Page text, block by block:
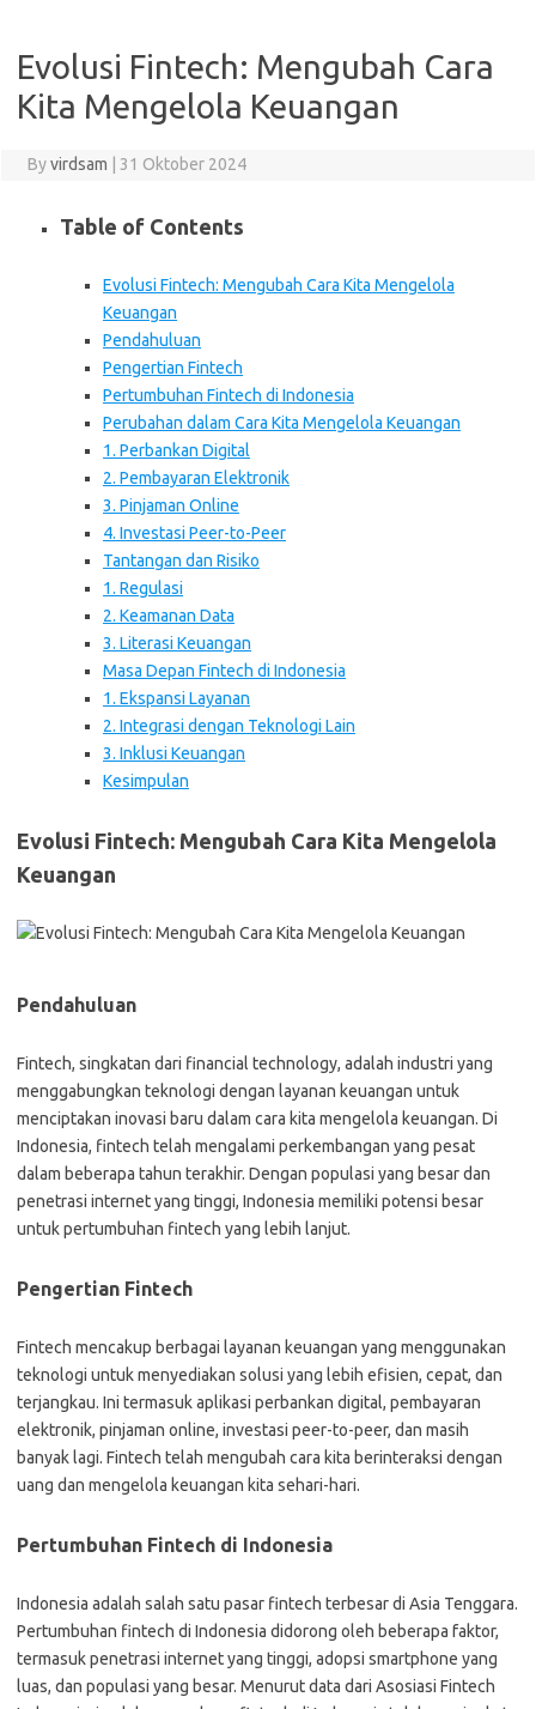
Evolusi Fintech: Mengubah Cara
Kita Mengelola Keuangan
Byvirdsam 31 Oktober 2024
Table of Contents
Evolusi Fintech: Mengubah Cara Kita Mengelola
Keuangan
Pendahuluan
Pengertian Fintech
Pertumbuhan Fintech di Indonesia
Perubahan dalam Cara Kita Mengelola Keuangan
1. Perbankan Digital
2. Pembayaran Elektronik
3. Pinjaman Online
4. Investasi Peer-to-Peer
Tantangan dan Risiko
1. Regulasi
2. Keamanan Data
3. Literasi Keuangan
Masa Depan Fintech di Indonesia
1. Ekspansi Layanan
2. Integrasi dengan Teknologi Lain
3. Inklusi Keuangan
Kesimpulan
Evolusi Fintech: Mengubah Cara Kita Mengelola
Keuangan
Pendahuluan
Fintech, singkatan dari financial technology, adalah industri yang
menggabungkan teknologi dengan layanan keuangan untuk
menciptakan inovasi baru dalam cara kita mengelola keuangan. Di
Indonesia, fintech telah mengalami perkembangan yang pesat
dalam beberapa tahun terakhir. Dengan populasi yang besar dan
penetrasi internet yang tinggi, Indonesia memiliki potensi besar
untuk pertumbuhan fintech yang lebih lanjut.
Pengertian Fintech
Fintech mencakup berbagai layanan keuangan yang menggunakan
teknologi untuk menyediakan solusi yang lebih efisien, cepat, dan
terjangkau. Ini termasuk aplikasi perbankan digital, pembayaran
elektronik, pinjaman online, investasi peer-to-peer, dan masih
banyak lagi. Fintech telah mengubah cara kita berinteraksi dengan
uang dan mengelola keuangan kita sehari-hari.
Pertumbuhan Fintech di Indonesia
Indonesia adalah salah satu pasar fintech terbesar di Asia Tenggara.
Pertumbuhan fintech di Indonesia didorong oleh beberapa faktor,
termasuk penetrasi internet yang tinggi, adopsi smartphone yang
luas, dan populasi yang besar. Menurut data dari Asosiasi Fintech